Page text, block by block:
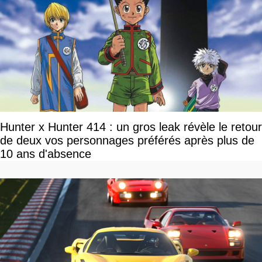
Hunter x Hunter 414 : un gros leak révèle le retour
de deux vos personnages préférés après plus de
10 ans d'absence